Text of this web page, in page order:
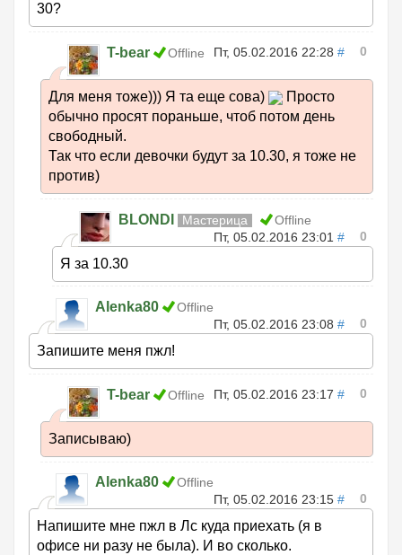
30?
T-bear Offline Пт, 05.02.2016 22:28 # 0
Для меня тоже))) Я та еще сова)
Просто
обычно просят пораньше, чтоб потом день
свободный.
Так что если девочки будут за 10.30, я тоже не
против)
BLONDI Мастерица
Offline
Пт, 05.02.2016 23:01 # 0
Я за 10.30
Alenka80
Offline
Пт, 05.02.2016 23:08 # 0
Запишите меня пжл!
T-bear Offline Пт, 05.02.2016 23:17 # 0
Записываю)
Alenka80
Offline
Пт, 05.02.2016 23:15 # 0
Напишите мне пжл в Лс куда приехать (я в
офисе ни разу не была). И во сколько.